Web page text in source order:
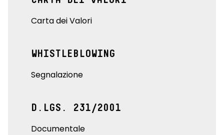
Carta dei Valori
WHISTLEBLOWING
Segnalazione
D.LGS. 231/2001
Documentale